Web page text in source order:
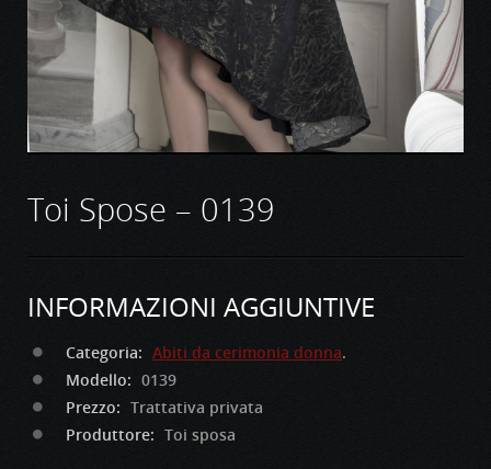
Toi Spose – 0139
INFORMAZIONI AGGIUNTIVE
Categoria: Abiti da cerimonia donna.
Modello: 0139
Prezzo: Trattativa privata
Produttore: Toi sposa